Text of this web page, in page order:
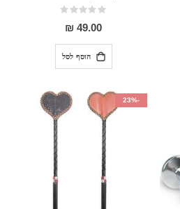
Rating:
0%
49.00 ₪
הוסף לסל
-23%